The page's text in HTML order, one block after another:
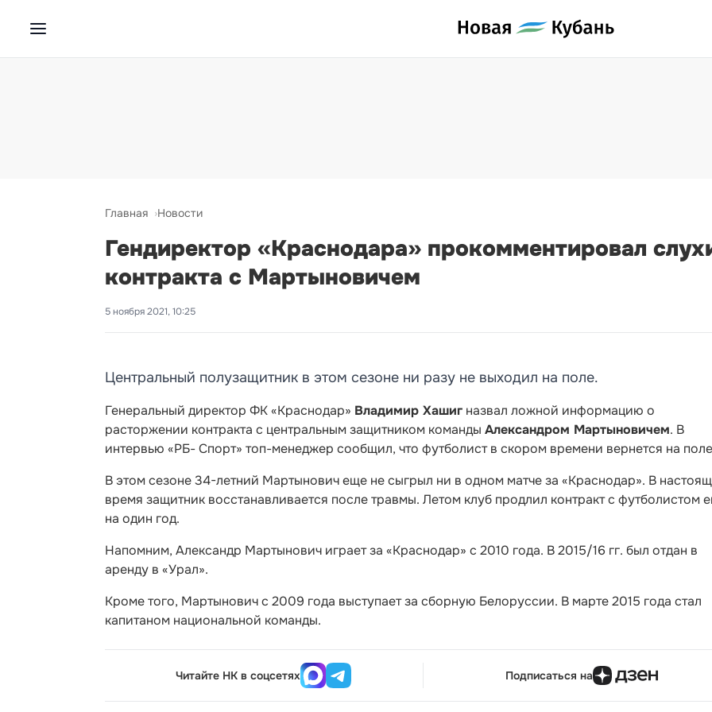
Главная Новости
Гендиректор «Краснодара» прокомментировал
контракта с Мартыновичем
5 ноября 2021, 10:25
Центральный полузащитник в этом сезоне ни разу не выходил на поле.
Генеральный директор ФК «Краснодар» Владимир Хашиг назвал ложной информацию о
расторжении контракта с центральным защитником команды Александром Мартыновичем. В
интервью «РБ- Спорт» топ-менеджер сообщил, что футболист в скором времени вернется на
В этом сезоне 34-летний Мартынович еще не сыгрыл ни в одном матче за «Краснодар». В
время защитник восстанавливается после травмы. Летом клуб продлил контракт с футболистом
на один год.
Напомним, Александр Мартынович играет за «Краснодар» с 2010 года. В 2015/16 гг. был отдан в
аренду в «Урал».
Кроме того, Мартынович с 2009 года выступает за сборную Белоруссии. В марте 2015 года стал
капитаном национальной команды.
Читайте НК в соцсетях Подписаться на